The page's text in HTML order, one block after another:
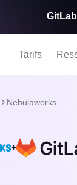
Tarifs
Nebulaworks
+